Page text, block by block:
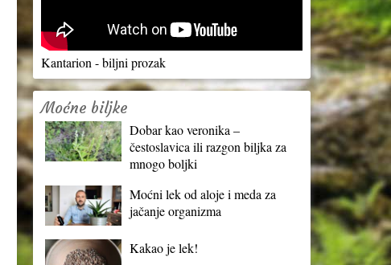
Kantarion - biljni prozak
Moćne biljke
Dobar kao veronika –
čestoslavica ili razgon biljka za
mnogo boljki
Moćni lek od aloje i meda za
jačanje organizma
Kakao je lek!